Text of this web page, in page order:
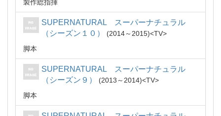
製作総指揮
SUPERNATURAL スーパーナチュラル
（シーズン１０）
2014～2015
TV
脚本
SUPERNATURAL スーパーナチュラル
（シーズン９）
2013～2014
TV
脚本